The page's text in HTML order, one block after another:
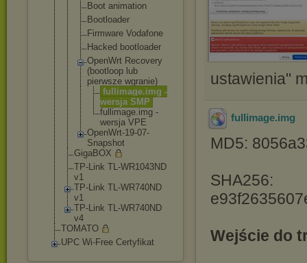
Boot animation
Bootloader
Firmware Vodafone
Hacked bootloader
OpenWrt Recovery
(bootloop lub
pierwsze wgranie)
fullimage.img -
wersja SMP
fullimage.img -
wersja VPE
OpenWrt-19-07-
Snapshot
GigaBOX
TP-Link TL-WR1043ND
v1
TP-Link TL-WR740ND
v1
TP-Link TL-WR740ND
v4
TOMATO
UPC Wi-Free Certyfikat
ustawienia"
fullimage.img
MD5:
SHA256:
Wejście do